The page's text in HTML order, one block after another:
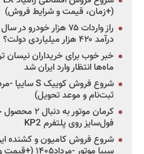
(+زمان، قیمت و شرایط فروش)
درآمد ۴۲۰ هزار میلیاردی دولت؟
خبر خوب برای خریداران نیسان
ماه‌ها انتظار وارد ایران شد
ثبت‌نام و موعد تحویل)
فول‌سایز روی پلتفرم KP2
شروع فروش کامیون و کشنده